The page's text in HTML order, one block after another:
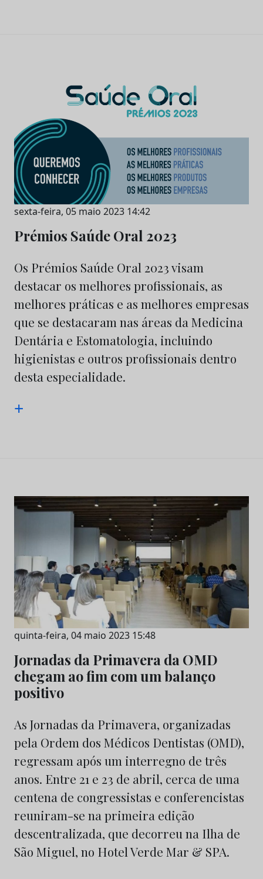
sexta-feira, 05 maio 2023 14:42
Prémios Saúde Oral 2023
Os Prémios Saúde Oral 2023 visam
destacar os melhores profissionais, as
melhores práticas e as melhores empresas
que se destacaram nas áreas da Medicina
Dentária e Estomatologia, incluindo
higienistas e outros profissionais dentro
desta especialidade.
+
quinta-feira, 04 maio 2023 15:48
Jornadas da Primavera da OMD
chegam ao fim com um balanço
positivo
As Jornadas da Primavera, organizadas
pela Ordem dos Médicos Dentistas (OMD),
regressam após um interregno de três
anos. Entre 21 e 23 de abril, cerca de uma
centena de congressistas e conferencistas
reuniram-se na primeira edição
descentralizada, que decorreu na Ilha de
São Miguel, no Hotel Verde Mar & SPA.